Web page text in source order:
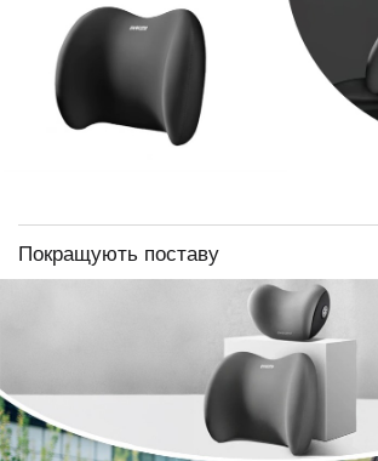
Покращують поставу